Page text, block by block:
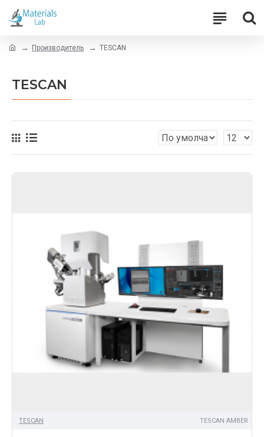
Производитель TЕSCAN
TЕSCAN
TЕSCAN TESCAN AMBER